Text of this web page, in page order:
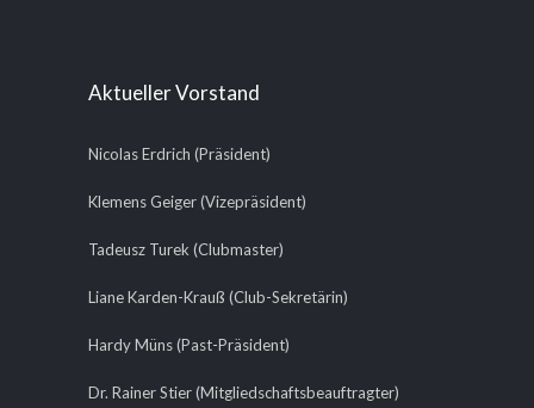
Aktueller Vorstand
Nicolas Erdrich (Präsident)
Klemens Geiger (Vizepräsident)
Tadeusz Turek (Clubmaster)
Liane Karden-Krauß (Club-Sekretärin)
Hardy Müns (Past-Präsident)
Dr. Rainer Stier (Mitgliedschaftsbeauftragter)